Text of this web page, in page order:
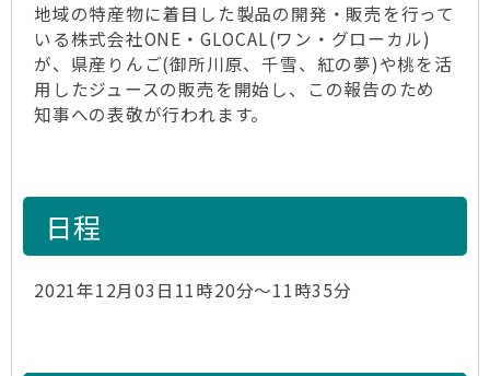
地域の特産物に着目した製品の開発・販売を行って
いる株式会社ONE・GLOCAL(ワン・グローカル)
が、県産りんご(御所川原、千雪、紅の夢)や桃を活
用したジュースの販売を開始し、この報告のため
知事への表敬が行われます。
日程
2021年12月03日11時20分～11時35分